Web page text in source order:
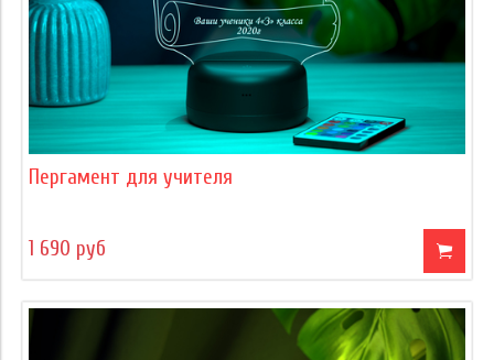
Пергамент для учителя
1 690 руб